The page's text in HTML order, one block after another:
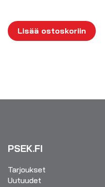
Lisää ostoskoriin
PSEK.FI
Tarjoukset
Uutuudet